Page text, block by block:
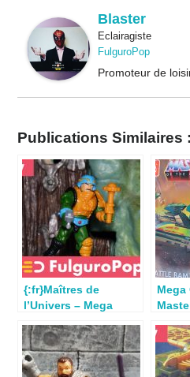
Blaster
Eclairagiste
FulguroPop
Promoteur de
Publications Similaires :
{:fr}Maîtres de
l’Univers – Mega
Maître d’armes{:}
{:en}Masters of the
Universe – Mega
Mega
Battle